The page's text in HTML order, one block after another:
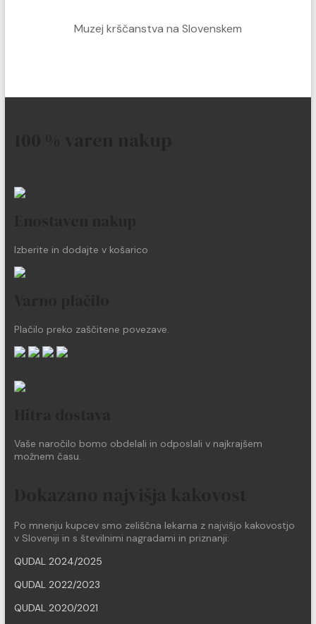
Muzej krščanstva na Slovenskem
Izberite in dodajte v košarico
Plačilo preko zaščitene povezave.
Vaše naročilo bomo obdelali in odposlali v najkrajšem
možnem času.
Po mnenju kupcev smo zeliščna lekarna z najvišjo kakovostjo
v Sloveniji in s številnimi nagradami in priznanji:
QUDAL 2024/2025
QUDAL 2022/2023
QUDAL 2020/2021